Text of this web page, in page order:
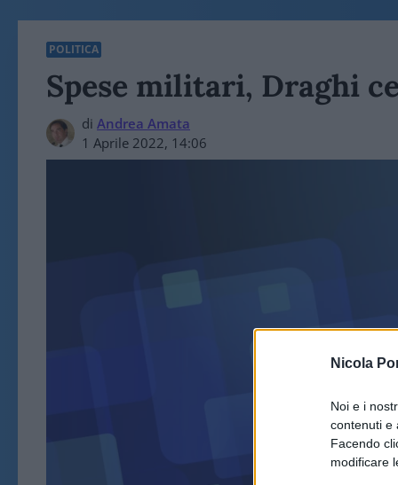
Nicola
Noi e i
contenuti e
Facendo
modificare
POLITICA
Spese militari, Draghi
di Andrea Amata
1 Aprile 2022, 14:06